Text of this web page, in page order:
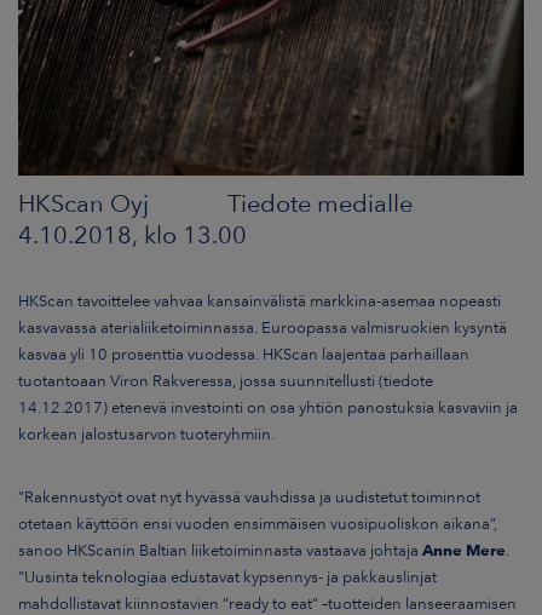
HKScan Oyj Tiedote medialle
4.10.2018, klo 13.00
HKScan tavoittelee vahvaa kansainvälistä markkina-asemaa nopeasti
kasvavassa aterialiiketoiminnassa. Euroopassa valmisruokien kysyntä
kasvaa yli 10 prosenttia vuodessa. HKScan laajentaa parhaillaan
tuotantoaan Viron Rakveressa, jossa suunnitellusti (tiedote
14.12.2017) etenevä investointi on osa yhtiön panostuksia kasvaviin ja
korkean jalostusarvon tuoteryhmiin.
”Rakennustyöt ovat nyt hyvässä vauhdissa ja uudistetut toiminnot
otetaan käyttöön ensi vuoden ensimmäisen vuosipuoliskon aikana”,
sanoo HKScanin Baltian liiketoiminnasta vastaava johtaja Anne Mere.
”Uusinta teknologiaa edustavat kypsennys- ja pakkauslinjat
mahdollistavat kiinnostavien ”ready to eat” –tuotteiden lanseeraamisen